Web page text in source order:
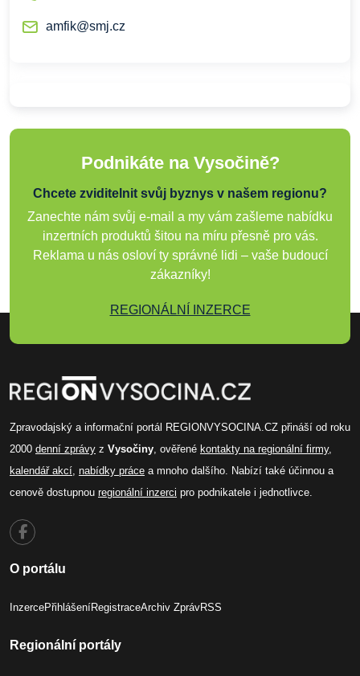
amfik@smj.cz
Podnikáte na Vysočině?
Chcete zviditelnit svůj byznys v našem regionu?
Zanechte nám svůj e-mail a my vám zašleme nabídku
inzertních produktů šitou na míru přesně pro vás.
Reklama u nás osloví ty správné lidi – vaše budoucí
zákazníky!
REGIONÁLNÍ INZERCE
Zpravodajský a informační portál REGIONVYSOCINA.CZ přináší od roku
2000 denní zprávy z Vysočiny , ověřené kontakty na regionální firmy,
kalendář akcí nabídky práce a mnoho dalšího. Nabízí také účinnou a
cenově dostupnou regionální inzerci pro podnikatele i jednotlivce.
O portálu
InzercePřihlášeníRegistraceArchiv ZprávRSS
Regionální portály